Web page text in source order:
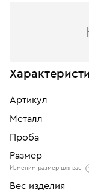
Артикул
Металл
Проба
Размер
Изменим размер для вас
Вес изделия